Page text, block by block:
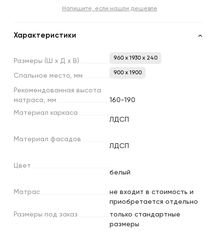
Напишите, если нашли дешевле
Характеристики
Размеры (Ш х Д х В) 960 x 1930 x 240
Спальное место, мм 900 х 1900
Рекомендованная высота
матраса, мм
160-190
Материал каркаса
ЛДСП
Материал фасадов
ЛДСП
Цвет
белый
Матрас
не входит в стоимость и
приобретается отдельно
Размеры под заказ
только стандартные
размеры